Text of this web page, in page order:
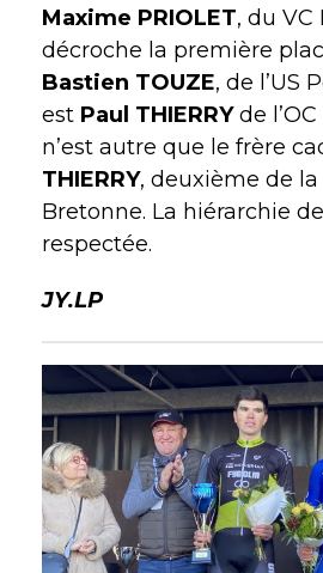
Maxime PRIOLET, du VC
décroche la première
Bastien TOUZE, de l’US
est Paul THIERRYde
n’est autre que le frère
THIERRY, deuxième de la
Bretonne. La hiérarchie
respectée.
JY.LP